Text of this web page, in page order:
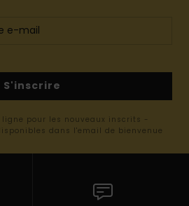
S'inscrire
pour les nouveaux inscrits -
dans l'email de bienvenue